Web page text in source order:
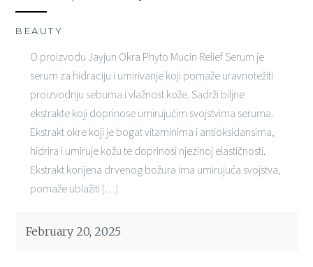
BEAUTY
O proizvodu Jayjun Okra Phyto Mucin Relief Serum je
serum za hidraciju i umirivanje koji pomaže uravnotežiti
proizvodnju sebuma i vlažnost kože. Sadrži biljne
ekstrakte koji doprinose umirujućim svojstvima seruma.
Ekstrakt okre koji je bogat vitaminima i antioksidansima,
hidrira i umiruje kožu te doprinosi njezinoj elastičnosti.
Ekstrakt korijena drvenog božura ima umirujuća svojstva,
pomaže ublažiti […]
February 20, 2025